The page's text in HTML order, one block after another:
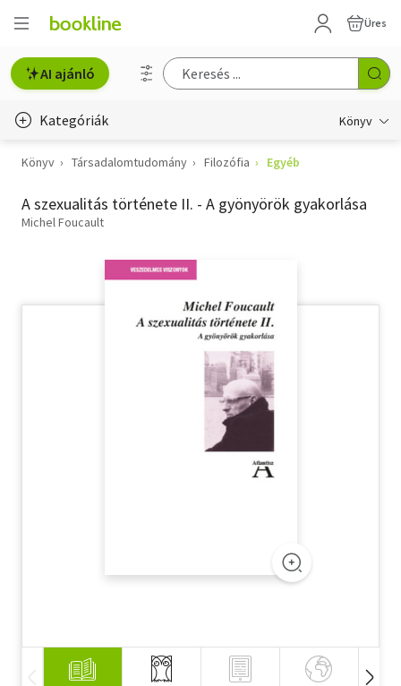
Üres
AI ajánló
Kategóriák Könyv
Életmód, egészség
Erotika
Hobbi, szabadidő
Könyv Társadalomtudomány Filozófia Egyéb
A szexualitás története II. - A gyönyörök gyakorlása
Michel Foucault